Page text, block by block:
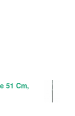
51 Cm,